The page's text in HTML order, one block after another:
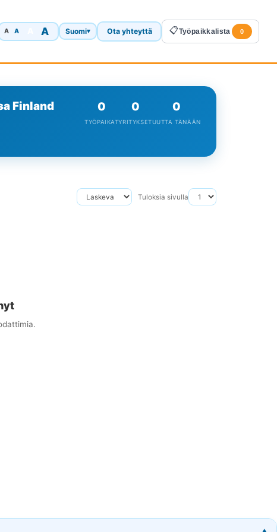
A A A Suomi▾ Ota yhteyttä 📋Työpaikkalista 0
Finland 0
TYÖPAIKAT
0
YRITYKSET
0
UUTTA TÄNÄÄN
Tuloksia sivulla